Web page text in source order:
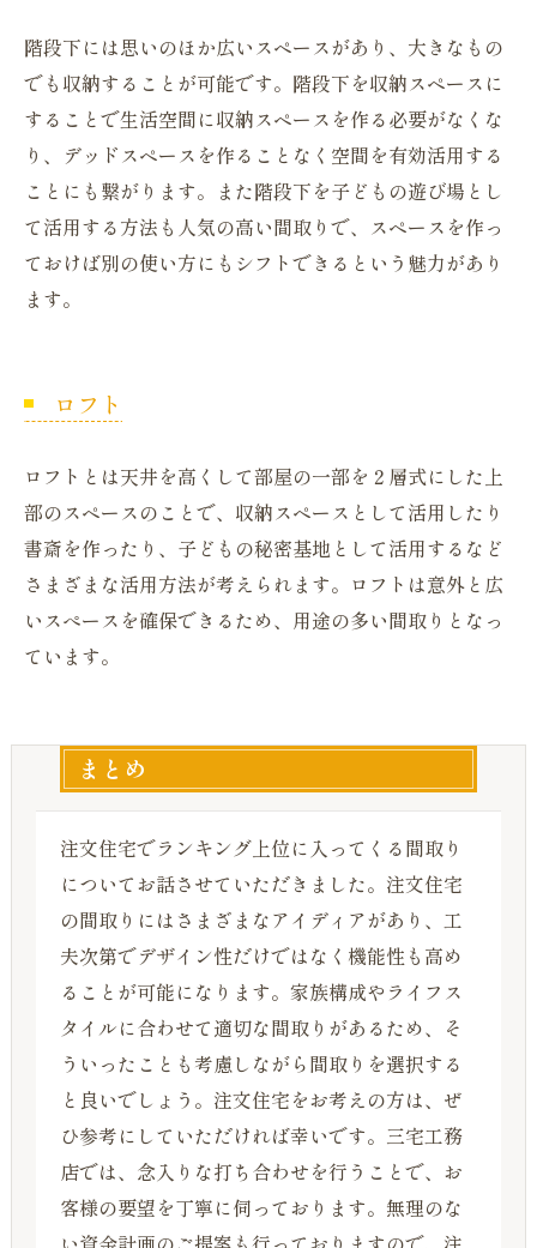
階段下には思いのほか広いスペースがあり、大きなもの
でも収納することが可能です。階段下を収納スペースに
することで生活空間に収納スペースを作る必要がなくな
り、デッドスペースを作ることなく空間を有効活用する
ことにも繋がります。また階段下を子どもの遊び場とし
て活用する方法も人気の高い間取りで、スペースを作っ
ておけば別の使い方にもシフトできるという魅力があり
ます。
ロフト
ロフトとは天井を高くして部屋の一部を２層式にした上
部のスペースのことで、収納スペースとして活用したり
書斎を作ったり、子どもの秘密基地として活用するなど
さまざまな活用方法が考えられます。ロフトは意外と広
いスぺースを確保できるため、用途の多い間取りとなっ
ています。
まとめ
注文住宅でランキング上位に入ってくる間取り
についてお話させていただきました。注文住宅
の間取りにはさまざまなアイディアがあり、工
夫次第でデザイン性だけではなく機能性も高め
ることが可能になります。家族構成やライフス
タイルに合わせて適切な間取りがあるため、そ
ういったことも考慮しながら間取りを選択する
と良いでしょう。注文住宅をお考えの方は、ぜ
ひ参考にしていただければ幸いです。三宅工務
店では、念入りな打ち合わせを行うことで、お
客様の要望を丁寧に伺っております。無理のな